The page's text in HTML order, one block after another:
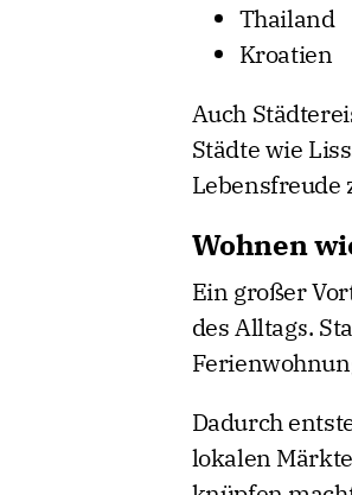
Thailand
Kroatien
Auch
Städte wie
Lebensfreude
Wohnen
Ein großer
des Alltags.
Dadurch
lokalen